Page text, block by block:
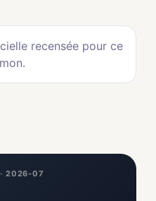
recensée pour ce
· 2026-07